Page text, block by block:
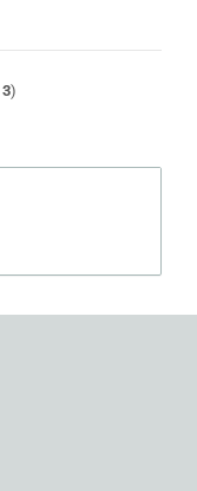
3)